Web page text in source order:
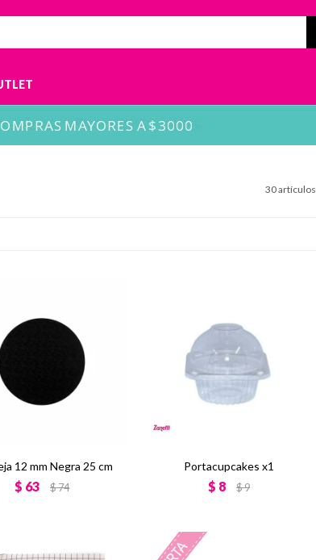
30 artículos
12 mm Negra 25 cm
$ 63 $74
Portacupcakes x1
$ 8 $9